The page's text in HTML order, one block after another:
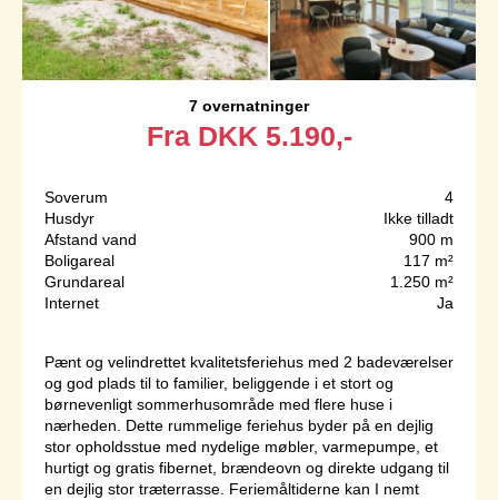
7 overnatninger
Fra DKK 5.190,-
Soverum
4
Husdyr
Ikke tilladt
Afstand vand
900 m
Boligareal
117 m²
Grundareal
1.250 m²
Internet
Ja
Pænt og velindrettet kvalitetsferiehus med 2 badeværelser
og god plads til to familier, beliggende i et stort og
børnevenligt sommerhusområde med flere huse i
nærheden. Dette rummelige feriehus byder på en dejlig
stor opholdsstue med nydelige møbler, varmepumpe, et
hurtigt og gratis fibernet, brændeovn og direkte udgang til
en dejlig stor træterrasse. Feriemåltiderne kan I nemt